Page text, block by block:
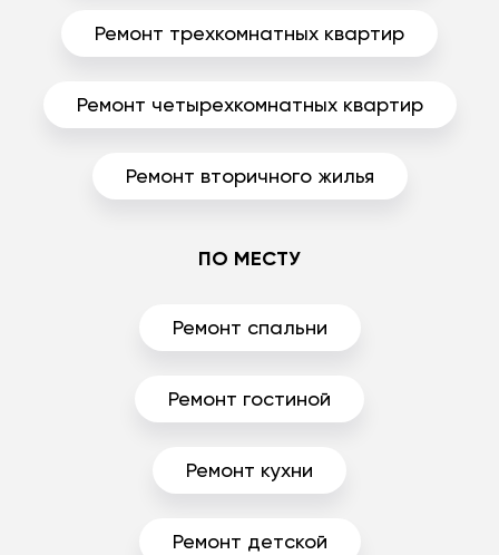
Ремонт трехкомнатных квартир
Ремонт четырехкомнатных квартир
Ремонт вторичного жилья
ПО МЕСТУ
Ремонт спальни
Ремонт гостиной
Ремонт кухни
Ремонт детской